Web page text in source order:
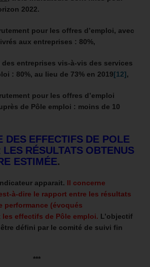
2022.
pour les offres d’emploi, avec
aux entreprises : 80%,
entreprises vis-à-vis des services
: 80%, au lieu de 73% en 2019[12],
pour les offres d’emploi
de Pôle emploi : moins de 10
DES EFFECTIFS DE POLE
RÉSULTATS OBTENUS
ESTIMÉE.
apparait. Il concerne
à-dire le rapport entre les résultats
performance (évoqués
les effectifs de Pôle emploi. L’objectif
défini par le comité de suivi fin
***